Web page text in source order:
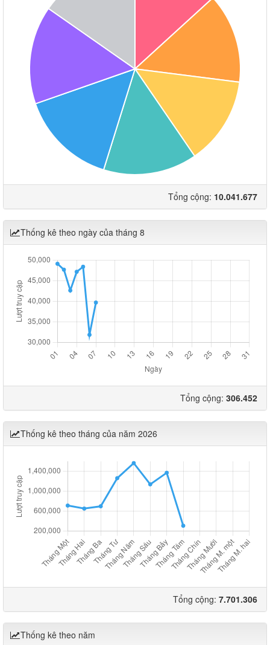
Tổng cộng: 10.041.677
Thống kê theo ngày của tháng 8
Tổng cộng: 306.452
Thống kê theo tháng của năm 2026
Tổng cộng: 7.701.306
Thống kê theo năm